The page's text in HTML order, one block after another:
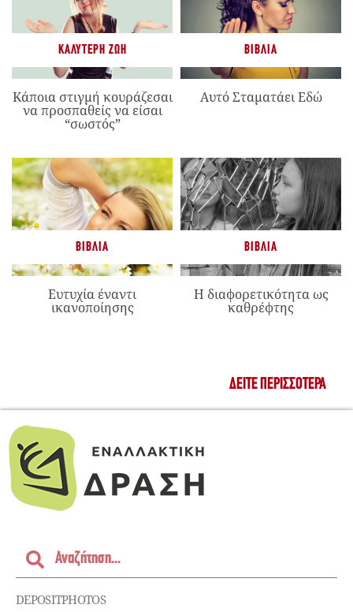
ΚΑΛΎΤΕΡΗ ΖΩΉ
Κάποια στιγμή κουράζεσαι
να προσπαθείς να είσαι
“σωστός”
ΒΙΒΛΊΑ
Αυτό Σταματάει Εδώ
ΒΙΒΛΊΑ
Ευτυχία έναντι
ικανοποίησης
ΒΙΒΛΊΑ
Η διαφορετικότητα ως
καθρέφτης
ΔΕΊΤΕ ΠΕΡΙΣΣΌΤΕΡΑ
DEPOSITPHOTOS